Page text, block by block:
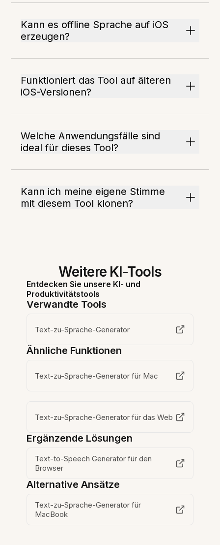
Kann es offline Sprache auf iOS
erzeugen?
Funktioniert das Tool auf älteren
iOS-Versionen?
Welche Anwendungsfälle sind
ideal für dieses Tool?
Kann ich meine eigene Stimme
mit diesem Tool klonen?
Weitere KI-Tools
Entdecken Sie unsere KI- und
Produktivitätstools
Verwandte Tools
Text-zu-Sprache-Generator
Ähnliche Funktionen
Text-zu-Sprache-Generator für Mac
Text-zu-Sprache-Generator für das Web
Ergänzende Lösungen
Text-to-Speech Generator für den
Browser
Alternative Ansätze
Text-zu-Sprache-Generator für
MacBook